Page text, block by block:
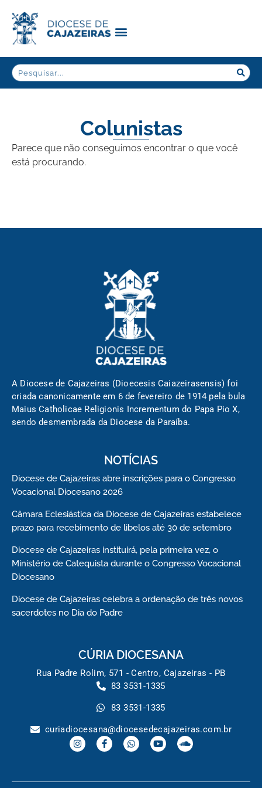
Colunistas
Parece que não conseguimos encontrar o que você
está procurando.
A Diocese de Cajazeiras (Dioecesis Caiazeirasensis) foi
criada canonicamente em 6 de fevereiro de 1914 pela bula
Maius Catholicae Religionis Incrementum do Papa Pio X,
sendo desmembrada da Diocese da Paraíba.
NOTÍCIAS
Diocese de Cajazeiras abre inscrições para o Congresso
Vocacional Diocesano 2026
Câmara Eclesiástica da Diocese de Cajazeiras estabelece
prazo para recebimento de libelos até 30 de setembro
Diocese de Cajazeiras instituirá, pela primeira vez, o
Ministério de Catequista durante o Congresso Vocacional
Diocesano
Diocese de Cajazeiras celebra a ordenação de três novos
sacerdotes no Dia do Padre
CÚRIA DIOCESANA
Rua Padre Rolim, 571 - Centro, Cajazeiras - PB
83 3531-1335
83 3531-1335
curiadiocesana@diocesedecajazeiras.com.br